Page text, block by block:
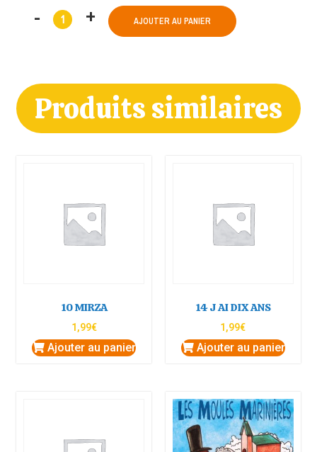
AJOUTER AU PANIER
Produits similaires
10 MIRZA
1,99€
Ajouter au panier
14 J AI DIX ANS
1,99€
Ajouter au panier